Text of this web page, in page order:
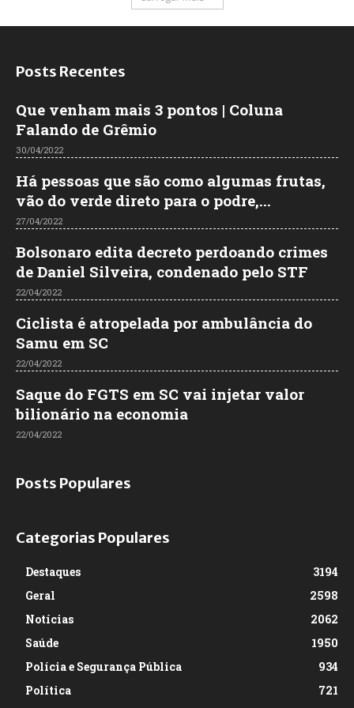
Posts Recentes
Que venham mais 3 pontos | Coluna
Falando de Grêmio
30/04/2022
Há pessoas que são como algumas frutas,
vão do verde direto para o podre,...
27/04/2022
Bolsonaro edita decreto perdoando crimes
de Daniel Silveira, condenado pelo STF
22/04/2022
Ciclista é atropelada por ambulância do
Samu em SC
22/04/2022
Saque do FGTS em SC vai injetar valor
bilionário na economia
22/04/2022
Posts Populares
Categorias Populares
Destaques
3194
Geral
2598
Notícias
2062
Saúde
1950
Polícia e Segurança Pública
934
Política
721